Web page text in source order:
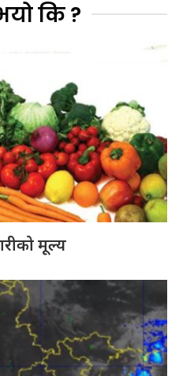
कि ?
मूल्य